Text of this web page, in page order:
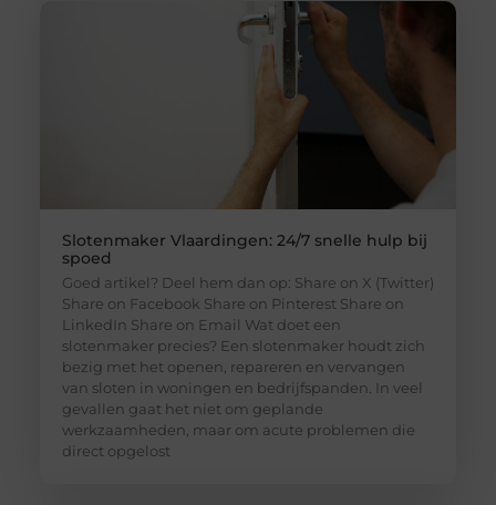
Slotenmaker Vlaardingen: 24/7 snelle hulp bij
spoed
Goed artikel? Deel hem dan op: Share on X (Twitter)
Share on Facebook Share on Pinterest Share on
LinkedIn Share on Email Wat doet een
slotenmaker precies? Een slotenmaker houdt zich
bezig met het openen, repareren en vervangen
van sloten in woningen en bedrijfspanden. In veel
gevallen gaat het niet om geplande
werkzaamheden, maar om acute problemen die
direct opgelost